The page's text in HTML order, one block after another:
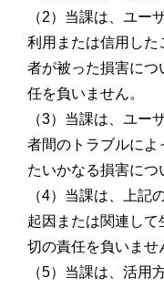
（2）当課は、ユー
利用または信用した
者が被った損害につ
任を負いません。
（3）当課は、ユー
者間のトラブルによ
たいかなる損害につ
（4）当課は、上記
起因または関連し
切の責任を負いませ
（5）当課は、活用